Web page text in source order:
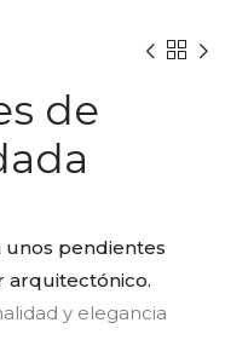
de
pendientes
arquitectónico.
y elegancia